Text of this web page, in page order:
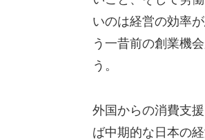
いのは経営の効率
う一昔前の創業機
う。
外国からの消費支
ば中期的な日本の